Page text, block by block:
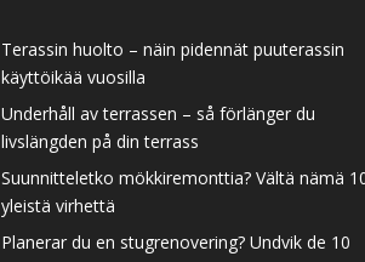
Terassin huolto – näin pidennät puuterassin
käyttöikää vuosilla
Underhåll av terrassen – så förlänger du
livslängden på din terrass
Suunnitteletko mökkiremonttia? Vältä nämä
yleistä virhettä
Planerar du en stugrenovering? Undvik de 10